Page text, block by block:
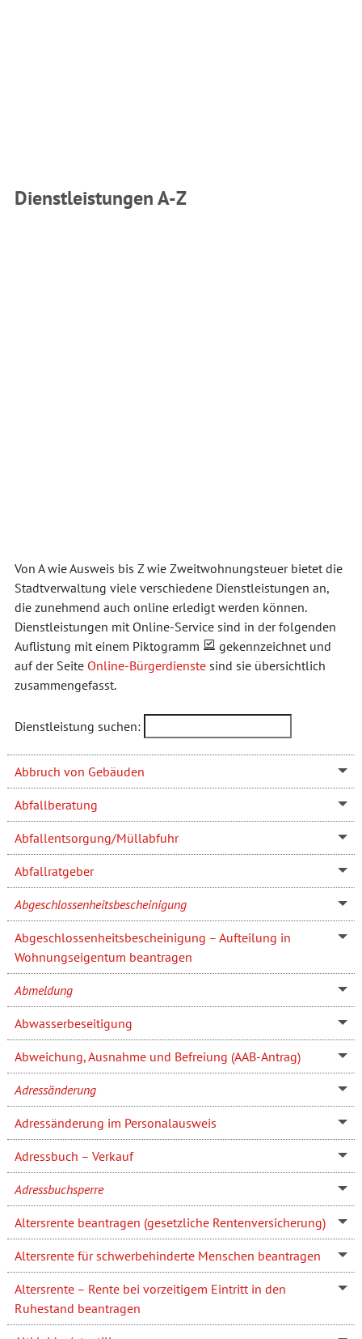
Dienstleistungen A-Z
Von A wie Ausweis bis Z wie Zweitwohnungsteuer bietet die
Stadtverwaltung viele verschiedene Dienstleistungen an,
die zunehmend auch online erledigt werden können.
Dienstleistungen mit Online-Service sind in der folgenden
Auflistung mit einem Piktogramm
gekennzeichnet und
auf der Seite Online-Bürgerdienstesind sie übersichtlich
zusammengefasst.
Dienstleistung suchen:
Abbruch von Gebäuden
Abfallberatung
Abfallentsorgung/Müllabfuhr
Abfallratgeber
Abgeschlossenheitsbescheinigung
Abgeschlossenheitsbescheinigung – Aufteilung in
Wohnungseigentum beantragen
Abmeldung
Abwasserbeseitigung
Abweichung, Ausnahme und Befreiung (AAB-Antrag)
Adressänderung
Adressänderung im Personalausweis
Adressbuch – Verkauf
Adressbuchsperre
Altersrente beantragen (gesetzliche Rentenversicherung)
Altersrente für schwerbehinderte Menschen beantragen
Altersrente – Rente bei vorzeitigem Eintritt in den
Ruhestand beantragen